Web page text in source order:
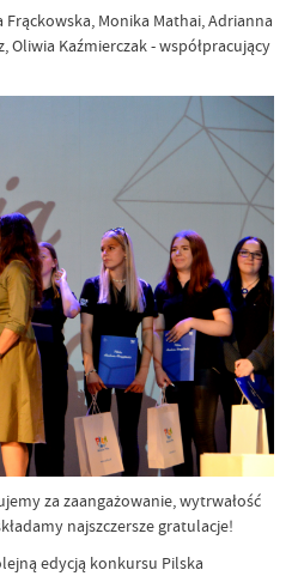
Frąckowska, Monika Mathai, Adrianna
Oliwia Kaźmierczak - współpracujący
za zaangażowanie, wytrwałość
najszczersze gratulacje!
edycją konkursu Pilska